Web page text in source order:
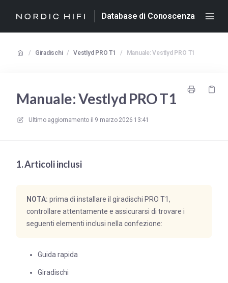
Database di Conoscenza
/ Giradischi / Vestlyd PRO T1 / Manuale: Vestlyd PRO T1
Manuale: Vestlyd PRO T1
Ultimo aggiornamento il 9 marzo 2026 13:41
1. Articoli inclusi
NOTA: prima di installare il giradischi PRO T1,
controllare attentamente e assicurarsi di trovare i
seguenti elementi inclusi nella confezione:
Guida rapida
Giradischi